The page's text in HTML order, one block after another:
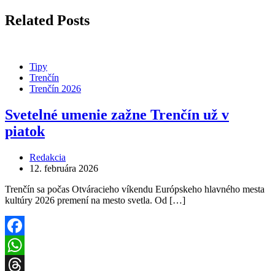
Related Posts
Tipy
Trenčín
Trenčín 2026
Svetelné umenie zažne Trenčín už v
piatok
Redakcia
12. februára 2026
Trenčín sa počas Otváracieho víkendu Európskeho hlavného mesta
kultúry 2026 premení na mesto svetla. Od […]
Facebook
WhatsApp